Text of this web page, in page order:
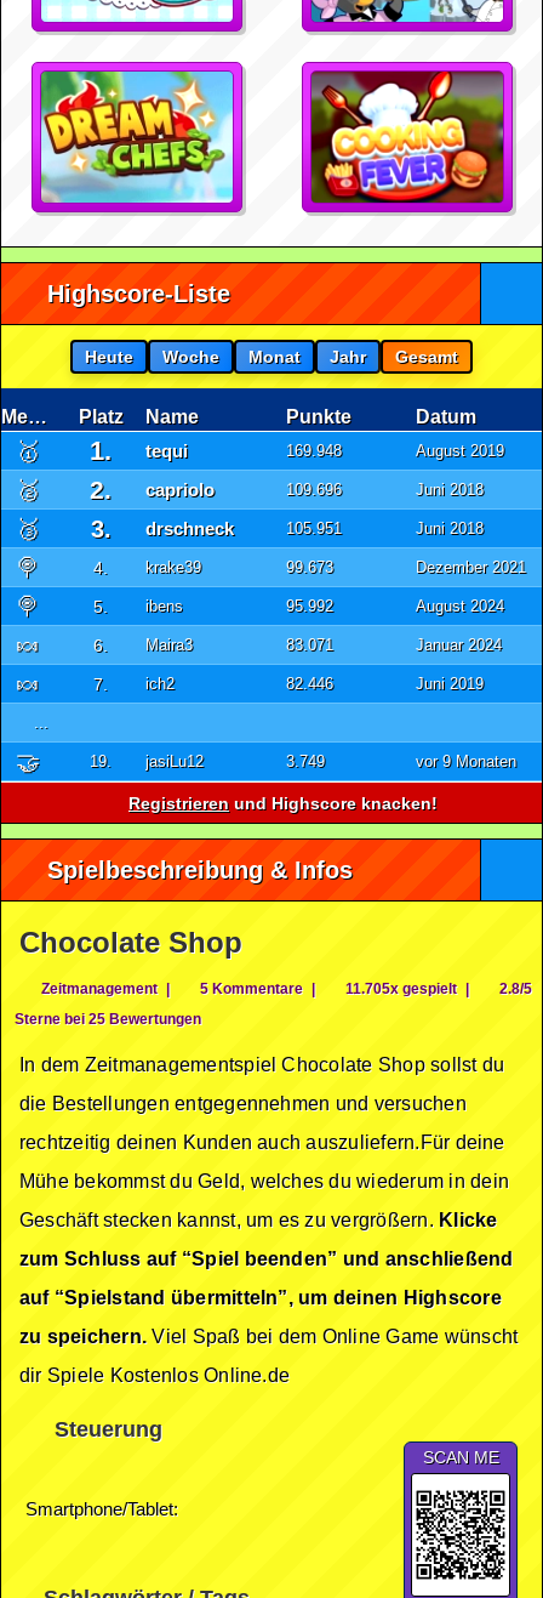
Highscore-Liste
Heute Woche Monat Jahr Gesamt
Medaille Platz Name Punkte Datum
🥇 1. tequi 169.948 August 2019
🥈 2. capriolo 109.696 Juni 2018
🥉 3. drschneck 105.951 Juni 2018
🍭 4. krake39 99.673 Dezember 2021
🍭 5. ibens 95.992 August 2024
🍬 6. Maira3 83.071 Januar 2024
🍬 7. ich2 82.446 Juni 2019
...
🤝 19. jasiLu12 3.749 vor 9 Monaten
Registrieren und Highscore knacken!
Spielbeschreibung & Infos
Chocolate Shop
Zeitmanagement | 5 Kommentare | 11.705x gespielt |
2.8/5
Sterne bei 25 Bewertungen
In dem Zeitmanagementspiel Chocolate Shop sollst du
die Bestellungen entgegennehmen und versuchen
rechtzeitig deinen Kunden auch auszuliefern.Für deine
Mühe bekommst du Geld, welches du wiederum in dein
Geschäft stecken kannst, um es zu vergrößern. Klicke
zum Schluss auf “Spiel beenden” und anschließend
auf “Spielstand übermitteln”, um deinen Highscore
zu speichern. Viel Spaß bei dem Online Game wünscht
dir Spiele Kostenlos Online.de
Steuerung
Smartphone/Tablet:
SCAN ME